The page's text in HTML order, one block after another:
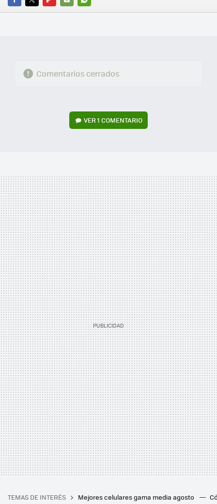
FACEBOOK
TWITTERFLIPBOARD
E-
WHATSAPP
Comentarios cerrados
VER1 COMENTARIO
TEMAS DE INTERÉS Mejores celulares gama media agosto